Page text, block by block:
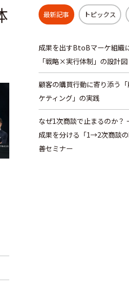
最新記事 トピックス
成果を出すBtoBマーケ組織
「戦略×実行体制」の設計図
顧客の購買行動に寄り添う
ケティング」の実践
なぜ1次商談で止まるのか？
成果を分ける「1→2次商談
善セミナー